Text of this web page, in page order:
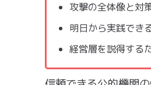
攻撃の全体像と対
明日から実践でき
経営層を説得する